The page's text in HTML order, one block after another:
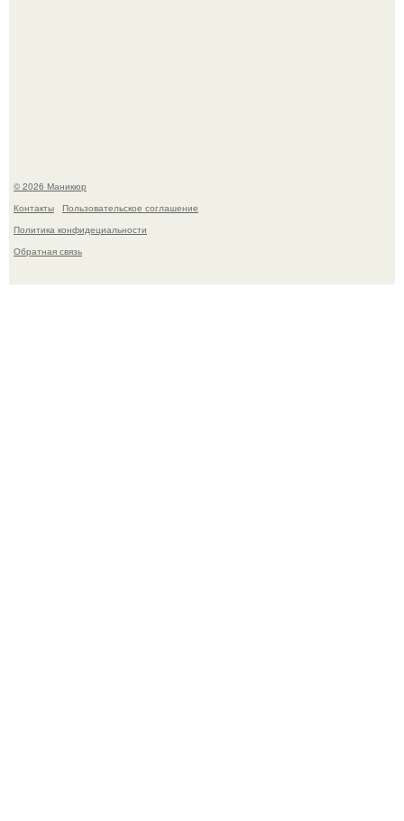
© 2026 Маникюр
Контакты
Пользовательское соглашение
Политика конфидециальности
Обратная связь